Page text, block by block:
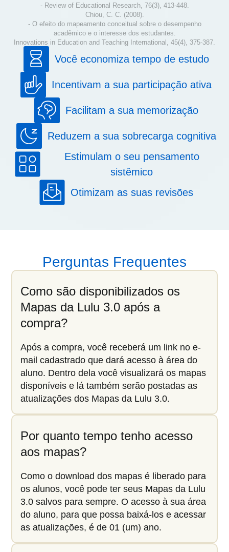
- Review of Educational Research, 76(3), 413-448.
Chiou, C. C. (2008).
- O efeito do mapeamento conceitual sobre o desempenho
acadêmico e o interesse dos estudantes.
Innovations in Education and Teaching International, 45(4), 375-387.
Você economiza tempo de estudo
Incentivam a sua participação ativa
Facilitam a sua memorização
Reduzem a sua sobrecarga cognitiva
Estimulam o seu pensamento
sistêmico
Otimizam as suas revisões
Perguntas Frequentes
Como são disponibilizados os
Mapas da Lulu 3.0 após a
compra?
Após a compra, você receberá um link no e-
mail cadastrado que dará acesso à área do
aluno. Dentro dela você visualizará os mapas
disponíveis e lá também serão postadas as
atualizações dos Mapas da Lulu 3.0.
Por quanto tempo tenho acesso
aos mapas?
Como o download dos mapas é liberado para
os alunos, você pode ter seus Mapas da Lulu
3.0 salvos para sempre. O acesso à sua área
do aluno, para que possa baixá-los e acessar
as atualizações, é de 01 (um) ano.